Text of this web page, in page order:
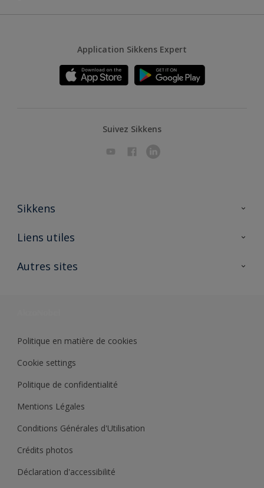
Application Sikkens Expert
Suivez Sikkens
Sikkens
A propos de Sikkens
Liens utiles
Ouvrir un magasin PASS
Autres sites
Politique en matière de cookies
Cookie settings
Politique de confidentialité
Mentions Légales
Conditions Générales d'Utilisation
Crédits photos
Déclaration d'accessibilité